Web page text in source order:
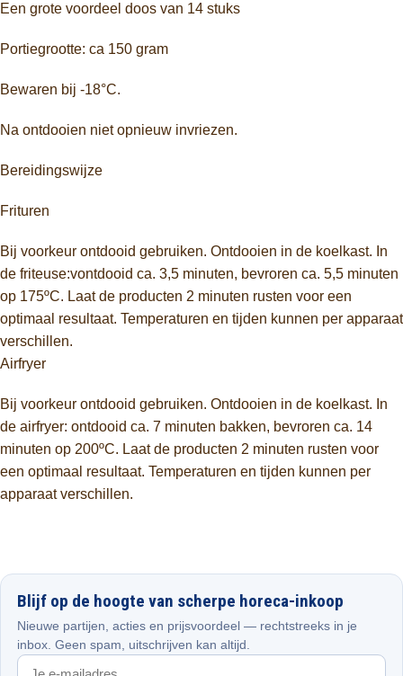
Een grote voordeel doos van 14 stuks
Portiegrootte: ca 150 gram
Bewaren bij -18°C.
Na ontdooien niet opnieuw invriezen.
Bereidingswijze
Frituren
Bij voorkeur ontdooid gebruiken. Ontdooien in de koelkast. In
de friteuse:vontdooid ca. 3,5 minuten, bevroren ca. 5,5 minuten
op 175ºC. Laat de producten 2 minuten rusten voor een
optimaal resultaat. Temperaturen en tijden kunnen per apparaat
verschillen.
Airfryer
Bij voorkeur ontdooid gebruiken. Ontdooien in de koelkast. In
de airfryer: ontdooid ca. 7 minuten bakken, bevroren ca. 14
minuten op 200ºC. Laat de producten 2 minuten rusten voor
een optimaal resultaat. Temperaturen en tijden kunnen per
apparaat verschillen.
Blijf op de hoogte van scherpe horeca-inkoop
Nieuwe partijen, acties en prijsvoordeel — rechtstreeks in je
inbox. Geen spam, uitschrijven kan altijd.